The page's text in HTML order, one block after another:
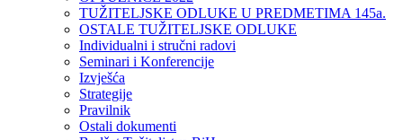
TUŽITELJSKE ODLUKE U PREDMETIMA 145a.
OSTALE TUŽITELJSKE ODLUKE
Individualni i stručni radovi
Seminari i Konferencije
Izvješća
Strategije
Pravilnik
Ostali dokumenti